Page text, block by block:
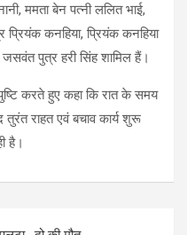
ममता बेन पत्नी ललित भाई,
प्रियंक कनहिया, प्रियंक कनहिया
पुत्र हरी सिंह शामिल हैं।
करते हुए कहा कि रात के समय
तुरंत राहत एवं बचाव कार्य शुरू
है।